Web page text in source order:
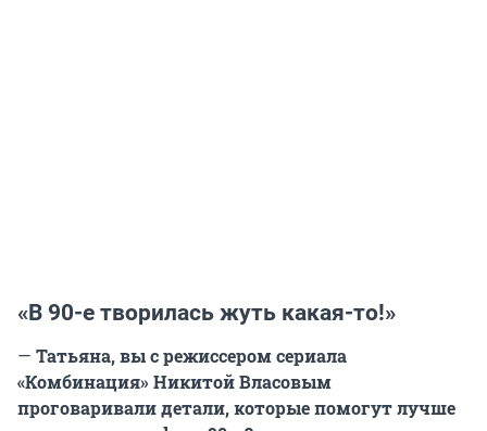
«В 90-е творилась жуть какая-то!»
— Татьяна, вы с режиссером сериала
«Комбинация» Никитой Власовым
проговаривали детали, которые помогут лучше